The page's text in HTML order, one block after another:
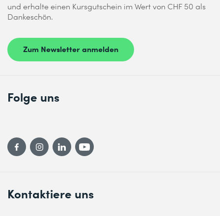
und erhalte einen Kursgutschein im Wert von CHF 50 als
Dankeschön.
Zum Newsletter anmelden
Kontaktiere uns
Folge uns